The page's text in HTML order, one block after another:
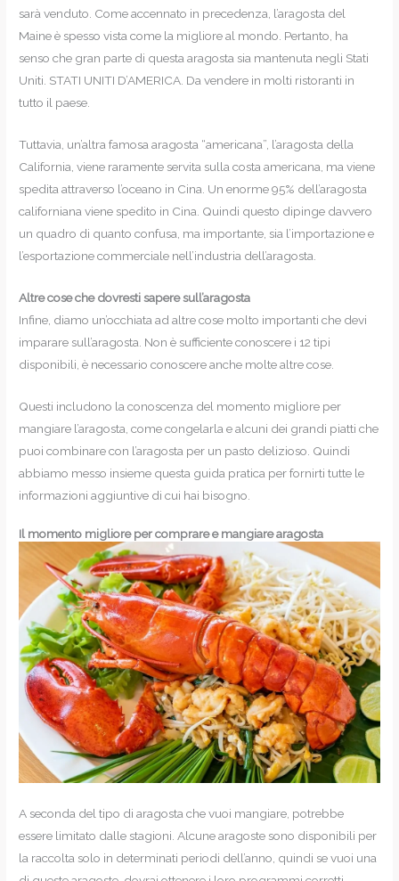
sarà venduto. Come accennato in precedenza, l’aragosta del
Maine è spesso vista come la migliore al mondo. Pertanto, ha
senso che gran parte di questa aragosta sia mantenuta negli Stati
Uniti. STATI UNITI D’AMERICA. Da vendere in molti ristoranti in
tutto il paese.
Tuttavia, un’altra famosa aragosta “americana”, l’aragosta della
California, viene raramente servita sulla costa americana, ma viene
spedita attraverso l’oceano in Cina. Un enorme 95% dell’aragosta
californiana viene spedito in Cina. Quindi questo dipinge davvero
un quadro di quanto confusa, ma importante, sia l’importazione e
l’esportazione commerciale nell’industria dell’aragosta.
Altre cose che dovresti sapere sull’aragosta
Infine, diamo un’occhiata ad altre cose molto importanti che devi
imparare sull’aragosta. Non è sufficiente conoscere i 12 tipi
disponibili, è necessario conoscere anche molte altre cose.
Questi includono la conoscenza del momento migliore per
mangiare l’aragosta, come congelarla e alcuni dei grandi piatti che
puoi combinare con l’aragosta per un pasto delizioso. Quindi
abbiamo messo insieme questa guida pratica per fornirti tutte le
informazioni aggiuntive di cui hai bisogno.
Il momento migliore per comprare e mangiare aragosta
A seconda del tipo di aragosta che vuoi mangiare, potrebbe
essere limitato dalle stagioni. Alcune aragoste sono disponibili per
la raccolta solo in determinati periodi dell’anno, quindi se vuoi una